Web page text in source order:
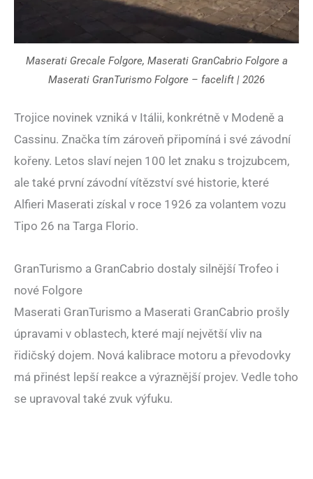
Maserati Grecale Folgore, Maserati GranCabrio Folgore a
Maserati GranTurismo Folgore – facelift | 2026
Trojice novinek vzniká v Itálii, konkrétně v Modeně a
Cassinu. Značka tím zároveň připomíná i své závodní
kořeny. Letos slaví nejen 100 let znaku s trojzubcem,
ale také první závodní vítězství své historie, které
Alfieri Maserati získal v roce 1926 za volantem vozu
Tipo 26 na Targa Florio.
GranTurismo a GranCabrio dostaly silnější Trofeo i
nové Folgore
Maserati GranTurismo a Maserati GranCabrio prošly
úpravami v oblastech, které mají největší vliv na
řidičský dojem. Nová kalibrace motoru a převodovky
má přinést lepší reakce a výraznější projev. Vedle toho
se upravoval také zvuk výfuku.